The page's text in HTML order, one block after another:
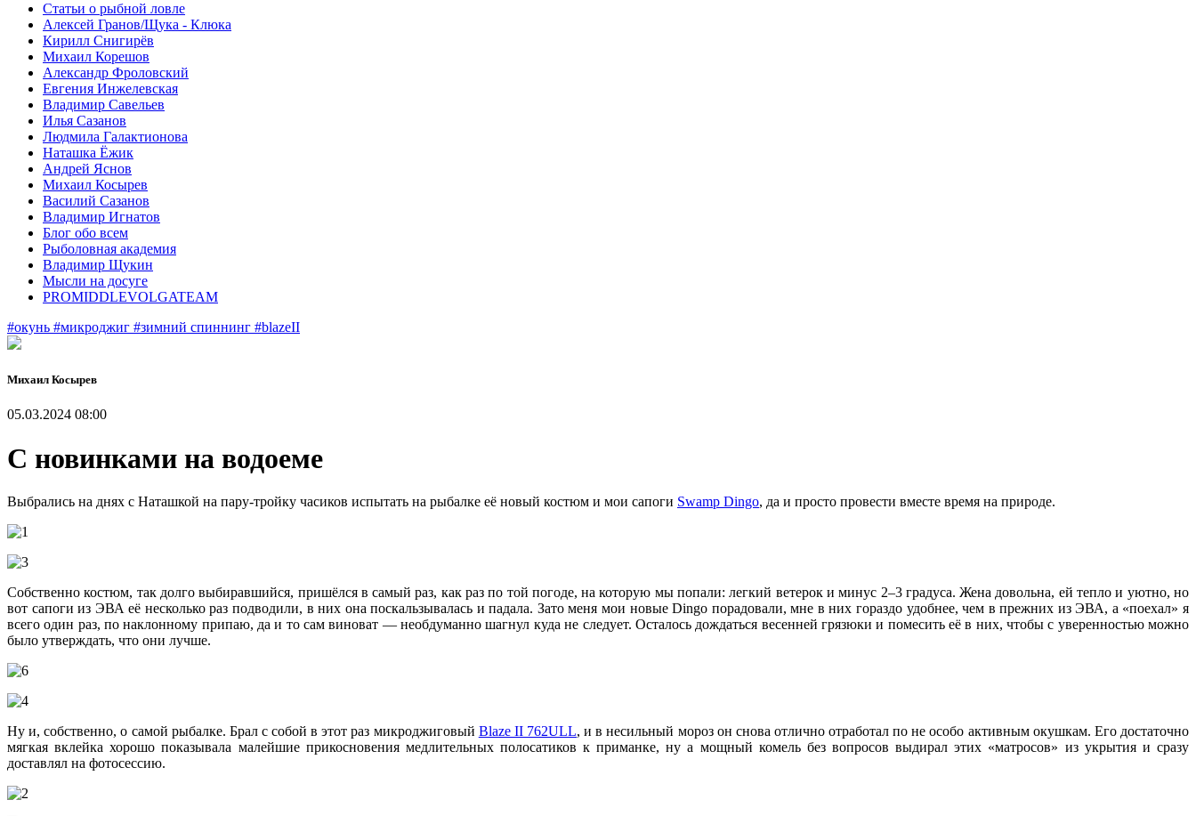
Статьи о рыбной ловле
Алексей Гранов/Щука - Клюка
Кирилл Снигирёв
Михаил Корешов
Александр Фроловский
Евгения Инжелевская
Владимир Савельев
Илья Сазанов
Людмила Галактионова
Наташка Ёжик
Андрей Яснов
Михаил Косырев
Василий Сазанов
Владимир Игнатов
Блог обо всем
Рыболовная академия
Владимир Щукин
Мысли на досуге
PROMIDDLEVOLGATEAM
#окунь #микроджиг #зимний спиннинг #blazeII
Михаил Косырев
05.03.2024 08:00
С новинками на водоеме
Выбрались на днях с Наташкой на пару-тройку часиков испытать на рыбалке её новый костюм и мои сапоги Swamp Dingo, да и просто провести вместе время на природе.
Собственно костюм, так долго выбиравшийся, пришёлся в самый раз, как раз по той погоде, на которую мы попали: легкий ветерок и минус 2–3 градуса. Жена довольна, ей тепло и уютно, но
вот сапоги из ЭВА её несколько раз подводили, в них она поскальзывалась и падала. Зато меня мои новые Dingo порадовали, мне в них гораздо удобнее, чем в прежних из ЭВА, а «поехал» я
всего один раз, по наклонному припаю, да и то сам виноват — необдуманно шагнул куда не следует. Осталось дождаться весенней грязюки и помесить её в них, чтобы с уверенностью можно
было утверждать, что они лучше.
Ну и, собственно, о самой рыбалке. Брал с собой в этот раз микроджиговый Blaze II 762ULL, и в несильный мороз он снова отлично отработал по не особо активным окушкам. Его достаточно
мягкая вклейка хорошо показывала малейшие прикосновения медлительных полосатиков к приманке, ну а мощный комель без вопросов выдирал этих «матросов» из укрытия и сразу
доставлял на фотосессию.